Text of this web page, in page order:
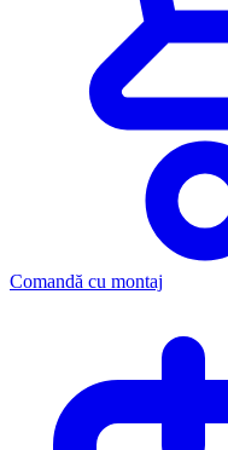
Comandă cu montaj